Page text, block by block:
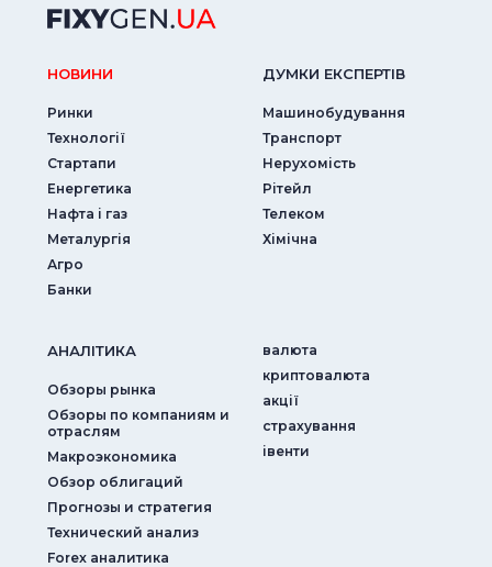
НОВИНИ
Ринки
Технології
Стартапи
Енергетика
Нафта і газ
Металургія
Агро
Банки
ДУМКИ ЕКСПЕРТIВ
Машинобудування
Транспорт
Нерухомість
Рітейл
Телеком
Хімічна
АНАЛIТИКА
Обзоры рынка
Обзоры по компаниям и
отраслям
Макроэкономика
Обзор облигаций
Прогнозы и стратегия
Технический анализ
Forex аналитика
валюта
криптовалюта
акції
страхування
iвенти